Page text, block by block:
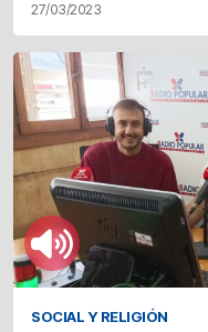
27/03/2023
SOCIAL Y RELIGIÓN